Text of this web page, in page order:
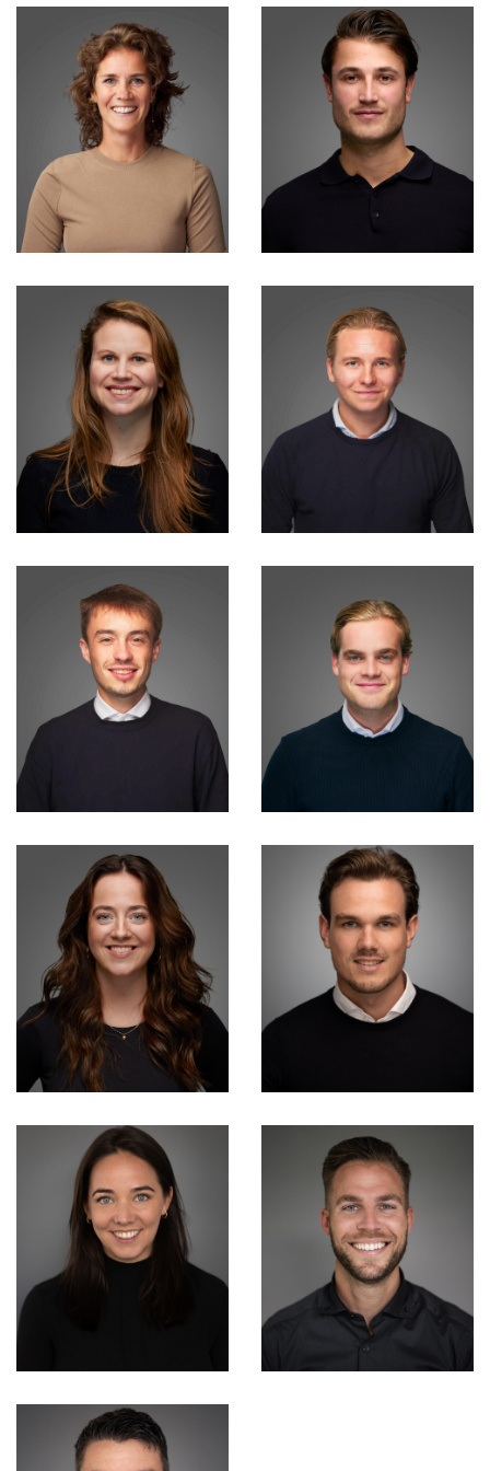
Isa Zidek
Lead Consultant
Surin Kamta
Sales Support
Eline Snapper
Financial Business
Partner
Daan Simonse
Irene Broks
Learning &
Development (a.i.)
Timo Sträter
Consultant
Valentijn van
Koningsveld
Consultant
Niels van Erp
Consultant
Melissa Scanu
Consultant
Jason Nijenhuis
Consultant